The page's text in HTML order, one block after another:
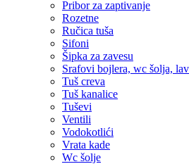
Pribor za zaptivanje
Rozetne
Ručica tuša
Sifoni
Šipka za zavesu
Srafovi bojlera, wc šolja,
Tuš creva
Tuš kanalice
Tuševi
Ventili
Vodokotlići
Vrata kade
Wc šolje